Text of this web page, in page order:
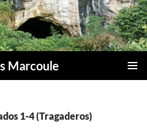
Marcoule
1-4 (Tragaderos)